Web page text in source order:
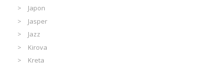
Japon
Jasper
Jazz
Kirova
Kreta